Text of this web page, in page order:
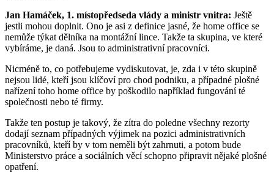
Jan Hamáček, 1. místopředseda vlády a ministr vnitra: Ještě
jestli mohou doplnit. Ono je asi z definice jasné, že home office se
nemůže týkat dělníka na montážní lince. Takže ta skupina, ve které
vybíráme, je daná. Jsou to administrativní pracovníci.
Nicméně to, co potřebujeme vydiskutovat, je, zda i v této skupině
nejsou lidé, kteří jsou klíčoví pro chod podniku, a případné plošné
nařízení toho home office by poškodilo například fungování té
společnosti nebo té firmy.
Takže ten postup je takový, že zítra do poledne všechny rezorty
dodají seznam případných výjimek na pozici administrativních
pracovníků, kteří by v tom neměli být zahrnuti, a potom bude
Ministerstvo práce a sociálních věcí schopno připravit nějaké plošné
opatření.